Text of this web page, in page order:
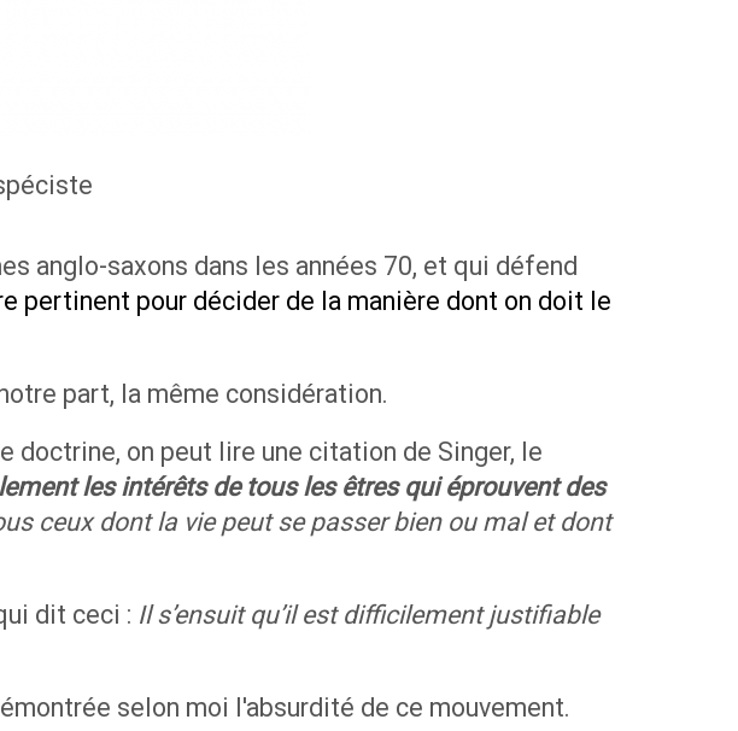
anglo-saxons dans les années 70, et qui défend
pertinent pour décider de la manière dont on doit le
part, la même considération.
on peut lire une citation de Singer, le
les intérêts de tous les êtres qui éprouvent des
ceux dont la vie peut se passer bien ou mal et dont
dit ceci : Il s’ensuit qu’il est difficilement justifiable
selon moi l'absurdité de ce mouvement.